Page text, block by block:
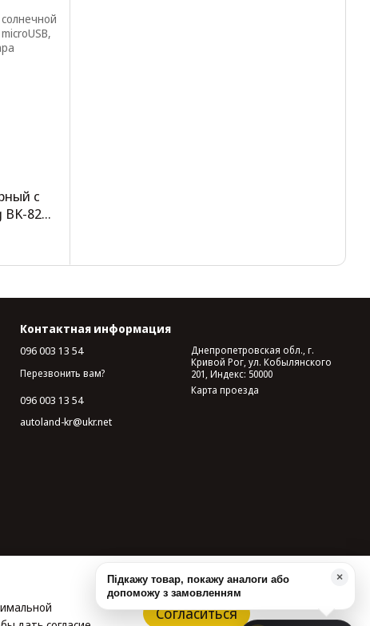
с
822
Контактная информация
096 003 13 54
Перезвонить вам?
096 003 13 54
autoland-kr@ukr.net
Днепропетровская обл., г.
Кривой Рог, ул. Кобылянского
201, Индекс: 50000
Карта проезда
Согласиться
Підкажу товар, покажу аналоги або
допоможу з замовленням
×